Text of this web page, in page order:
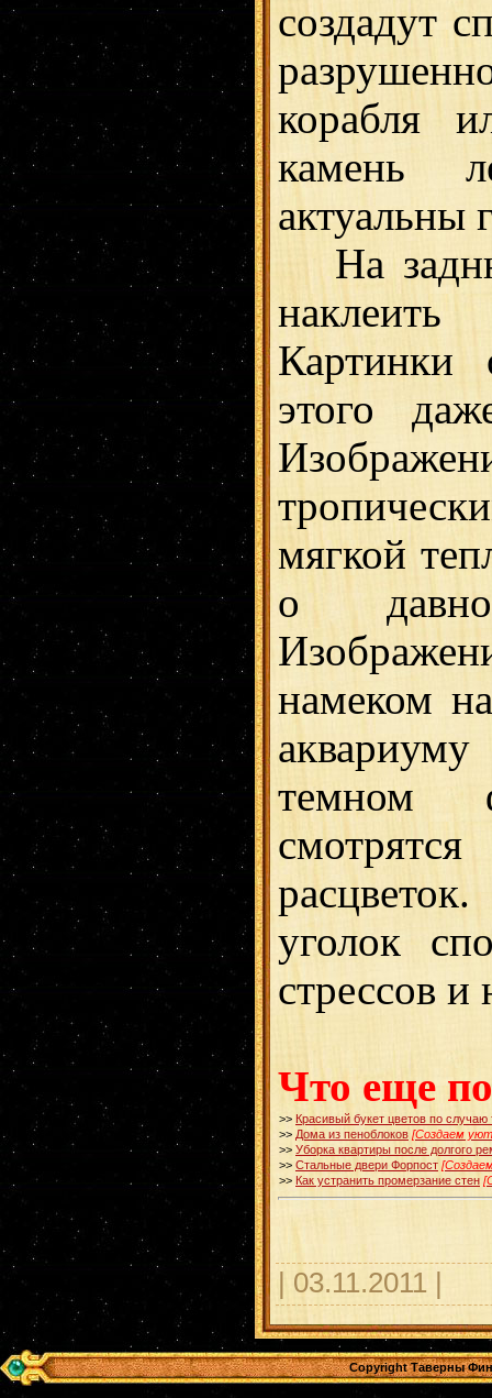
создадут
корабля
камень
актуальны
На
Картинки
этого
мягкой
о
намеком
темном
уголок
стрессов и
Что еще
>> Красивый букет цветов по случаю
>> Дома из пеноблоков [Создаем
>> Уборка квартиры после долгого
>> Стальные двери Форпост
>> Как устранить промерзание стен
| 03.11.2011 |
Copyright Таверны